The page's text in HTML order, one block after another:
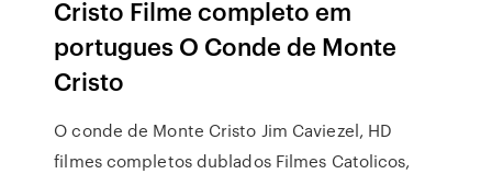
Cristo Filme completo em
portugues O Conde de Monte
Cristo
O conde de Monte Cristo Jim Caviezel, HD
filmes completos dublados Filmes Catolicos,